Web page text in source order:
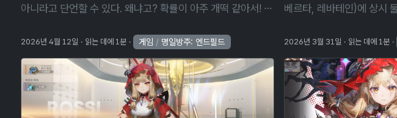
아니라고 단언할 수 있다. 왜냐고? 확률이 아주 개떡 같아서! 여
친 적은 없을 거다 …
베르타, 레바테인)에 상시
할 수 있는 …
2026년 4월 12일 읽는 데에 1분 게임 / 명일방주: 엔드필드 2026년 3월 31일 읽는 데에 1분